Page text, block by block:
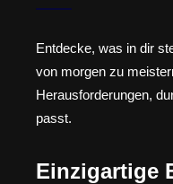
Entdecke, was in dir
von morgen zu
Herausforderungen,
passt.
Einzigartige